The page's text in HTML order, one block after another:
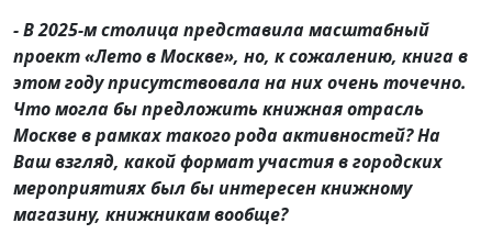
- В 2025-м столица представила масштабный
проект «Лето в Москве», но, к сожалению, книга в
этом году присутствовала на них очень точечно.
Что могла бы предложить книжная отрасль
Москве в рамках такого рода активностей? На
Ваш взгляд, какой формат участия в городских
мероприятиях был бы интересен книжному
магазину, книжникам вообще?